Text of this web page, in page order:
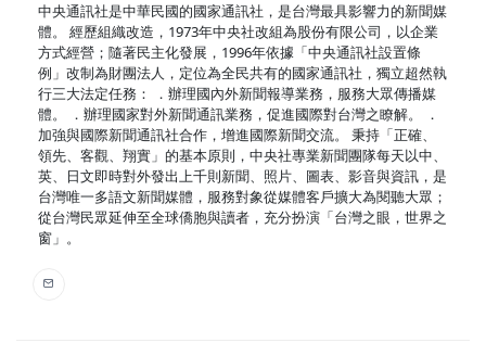
中央通訊社是中華民國的國家通訊社，是台灣最具影響力的新聞媒
體。 經歷組織改造，1973年中央社改組為股份有限公司，以企業
方式經營；隨著民主化發展，1996年依據「中央通訊社設置條
例」改制為財團法人，定位為全民共有的國家通訊社，獨立超然執
行三大法定任務： ．辦理國內外新聞報導業務，服務大眾傳播媒
體。 ．辦理國家對外新聞通訊業務，促進國際對台灣之瞭解。 ．
加強與國際新聞通訊社合作，增進國際新聞交流。 秉持「正確、
領先、客觀、翔實」的基本原則，中央社專業新聞團隊每天以中、
英、日文即時對外發出上千則新聞、照片、圖表、影音與資訊，是
台灣唯一多語文新聞媒體，服務對象從媒體客戶擴大為閱聽大眾；
從台灣民眾延伸至全球僑胞與讀者，充分扮演「台灣之眼，世界之
窗」。